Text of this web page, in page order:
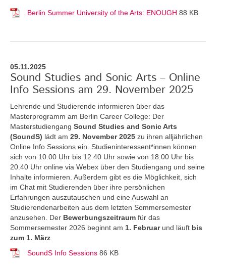
Berlin Summer University of the Arts: ENOUGH 88 KB
05.11.2025
Sound Studies and Sonic Arts – Online
Info Sessions am 29. November 2025
Lehrende und Studierende informieren über das
Masterprogramm am Berlin Career College: Der
Masterstudiengang Sound Studies and Sonic Arts
(SoundS) lädt am 29. November 2025 zu ihren alljährlichen
Online Info Sessions ein. Studieninteressent*innen können
sich von 10.00 Uhr bis 12.40 Uhr sowie von 18.00 Uhr bis
20.40 Uhr online via Webex über den Studiengang und seine
Inhalte informieren. Außerdem gibt es die Möglichkeit, sich
im Chat mit Studierenden über ihre persönlichen
Erfahrungen auszutauschen und eine Auswahl an
Studierendenarbeiten aus dem letzten Sommersemester
anzusehen. Der Bewerbungszeitraum für das
Sommersemester 2026 beginnt am 1. Februar und läuft bis
zum 1. März
SoundS Info Sessions 86 KB